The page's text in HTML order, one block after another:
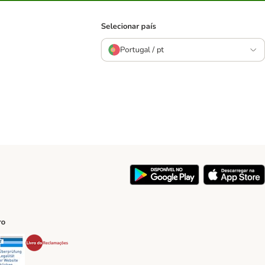
Selecionar país
Portugal / pt
Security